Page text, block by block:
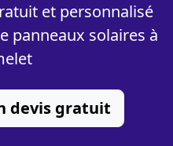
et personnalisé
panneaux solaires à
devis gratuit